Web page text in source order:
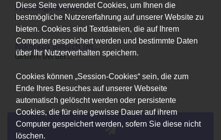
Diese Seite verwendet Cookies, um Ihnen die
bestmögliche Nutzererfahrung auf unserer Website zu
bieten. Cookies sind Textdateien, die auf Ihrem
Computer gespeichert werden und bestimmte Daten
über Ihr Nutzerverhalten speichern.
Cookies können „Session-Cookies“ sein, die zum
Ende Ihres Besuches auf unserer Webseite
automatisch gelöscht werden oder persistente
Cookies, die für eine gewisse Dauer auf ihrem
Computer gespeichert werden, sofern Sie diese nicht
löschen.
Frühlingsfest im...
Das EKiZ Völs ladet alle...
Nikolaus Besuch im...
Gestern bei der...